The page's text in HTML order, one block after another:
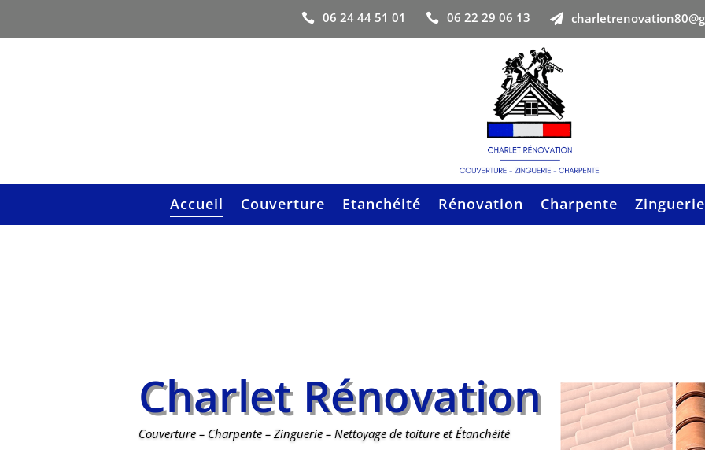
 06 24 44 51 01  06 22 29 06 13 
Accueil Couverture Etanchéité Rénovation Charpente Zinguerie
Charlet Rénovation
Couverture – Charpente – Zinguerie – Nettoyage de toiture et Étanchéité